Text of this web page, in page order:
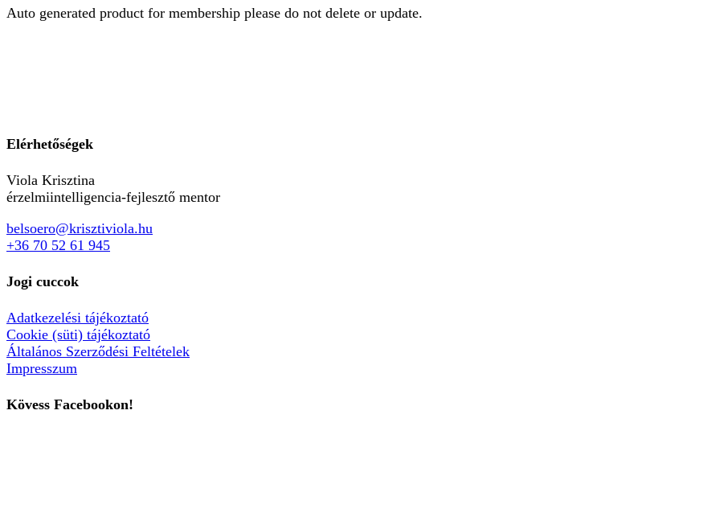
Auto generated product for membership please do not delete or update.
Elérhetőségek
Viola Krisztina
érzelmiintelligencia-fejlesztő mentor
belsoero@krisztiviola.hu
+36 70 52 61 945
Jogi cuccok
Adatkezelési tájékoztató
Cookie (süti) tájékoztató
Általános Szerződési Feltételek
Impresszum
Kövess Facebookon!